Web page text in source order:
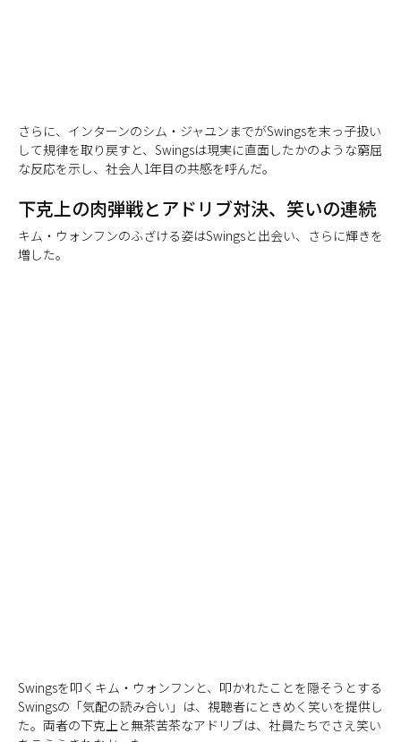
さらに、インターンのシム・ジャユンまでがSwingsを末っ子扱い
して規律を取り戻すと、Swingsは現実に直面したかのような窮屈
な反応を示し、社会人1年目の共感を呼んだ。
下克上の肉弾戦とアドリブ対決、笑いの連続
キム・ウォンフンのふざける姿はSwingsと出会い、さらに輝きを
増した。
Swingsを叩くキム・ウォンフンと、叩かれたことを隠そうとする
Swingsの「気配の読み合い」は、視聴者にときめく笑いを提供し
た。両者の下克上と無茶苦茶なアドリブは、社員たちでさえ笑い